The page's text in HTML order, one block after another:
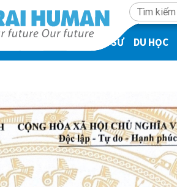
KỸ SƯ DU HỌC